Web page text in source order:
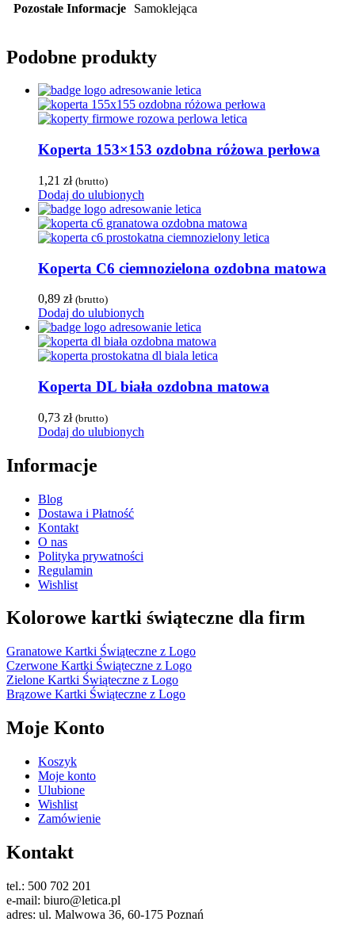
Pozostałe Informacje Samoklejąca
Podobne produkty
Koperta 153×153 ozdobna różowa perłowa
1,21 zł (brutto)
Dodaj do ulubionych
Koperta C6 ciemnozielona ozdobna matowa
0,89 zł (brutto)
Dodaj do ulubionych
Koperta DL biała ozdobna matowa
0,73 zł (brutto)
Dodaj do ulubionych
Informacje
Blog
Dostawa i Płatność
Kontakt
O nas
Polityka prywatności
Regulamin
Wishlist
Kolorowe kartki świąteczne dla firm
Granatowe Kartki Świąteczne z Logo
Czerwone Kartki Świąteczne z Logo
Zielone Kartki Świąteczne z Logo
Brązowe Kartki Świąteczne z Logo
Moje Konto
Koszyk
Moje konto
Ulubione
Wishlist
Zamówienie
Kontakt
tel.: 500 702 201
e-mail: biuro@letica.pl
adres: ul. Malwowa 36, 60-175 Poznań